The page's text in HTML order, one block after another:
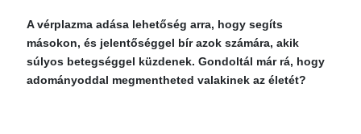
A vérplazma adása lehetőség arra, hogy segíts
másokon, és jelentőséggel bír azok számára, akik
súlyos betegséggel küzdenek. Gondoltál már rá, hogy
adományoddal megmentheted valakinek az életét?